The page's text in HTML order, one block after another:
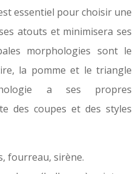
essentiel pour choisir une
atouts et minimisera ses
morphologies sont le
la pomme et le triangle
a ses propres
des coupes et des styles
fourreau, sirène.